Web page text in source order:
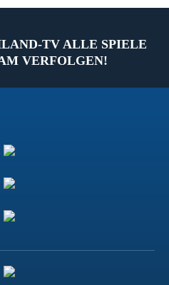
TV ALLE SPIELE
VERFOLGEN!